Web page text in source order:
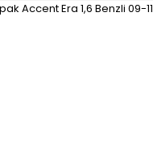
Accent Era 1,6 Benzli 09-11